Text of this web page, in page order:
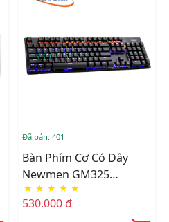
Đã bán: 401
Bàn Phím Cơ Có Dây
Newmen GM325
(Black/Red/Blue/Brown
Switch)
★ ★ ★ ★ ★
530.000 đ